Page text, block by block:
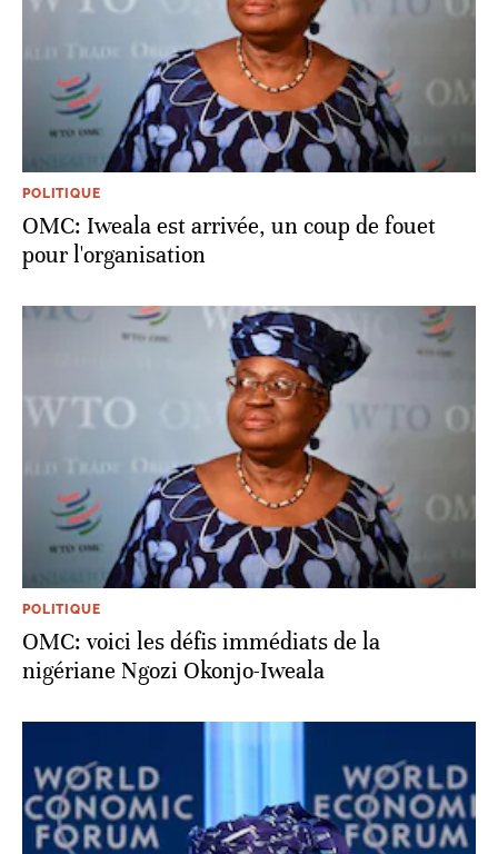
POLITIQUE
OMC: Iweala est arrivée, un coup de fouet
pour l'organisation
POLITIQUE
OMC: voici les défis immédiats de la
nigériane Ngozi Okonjo-Iweala